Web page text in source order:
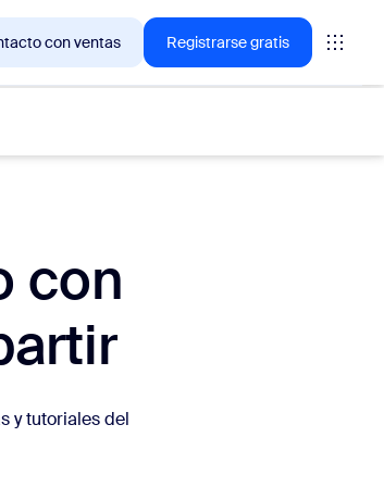
con ventas Registrarse gratis
con
y tutoriales del